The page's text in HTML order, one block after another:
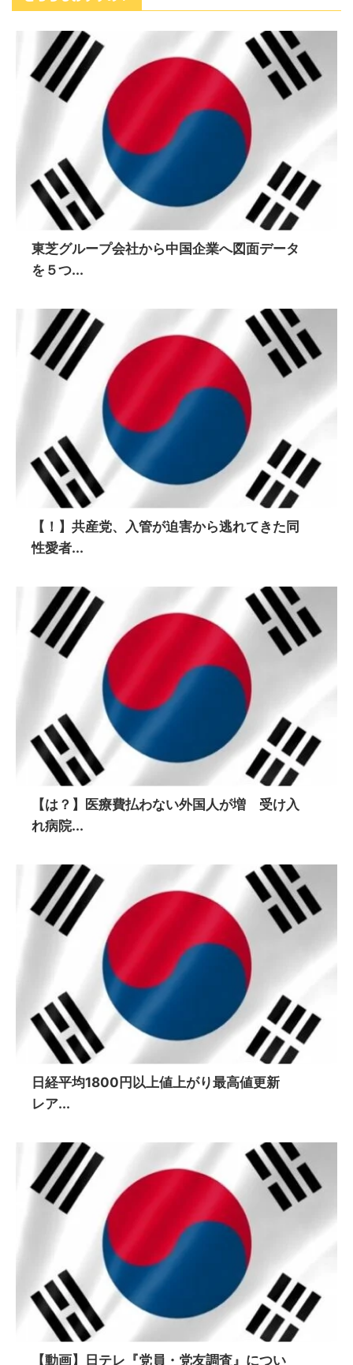
東芝グループ会社から中国企業へ図面データ
を５つ...
【！】共産党、入管が迫害から逃れてきた同
性愛者...
【は？】医療費払わない外国人が増 受け入
れ病院...
日経平均1800円以上値上がり最高値更新
レア...
【動画】日テレ『党員・党友調査』につい